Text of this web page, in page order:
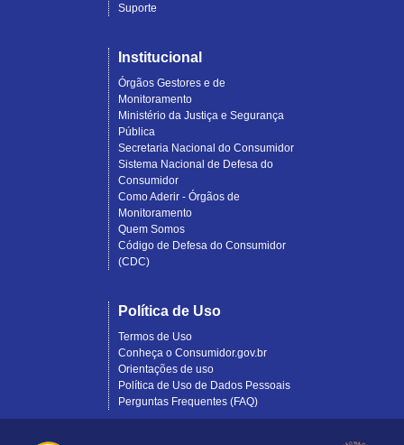
Suporte
Institucional
Órgãos Gestores e de
Monitoramento
Ministério da Justiça e Segurança
Pública
Secretaria Nacional do Consumidor
Sistema Nacional de Defesa do
Consumidor
Como Aderir - Órgãos de
Monitoramento
Quem Somos
Código de Defesa do Consumidor
(CDC)
Política de Uso
Termos de Uso
Conheça o Consumidor.gov.br
Orientações de uso
Política de Uso de Dados Pessoais
Perguntas Frequentes (FAQ)